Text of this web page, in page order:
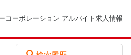
コーポレーション アルバイト求人情報